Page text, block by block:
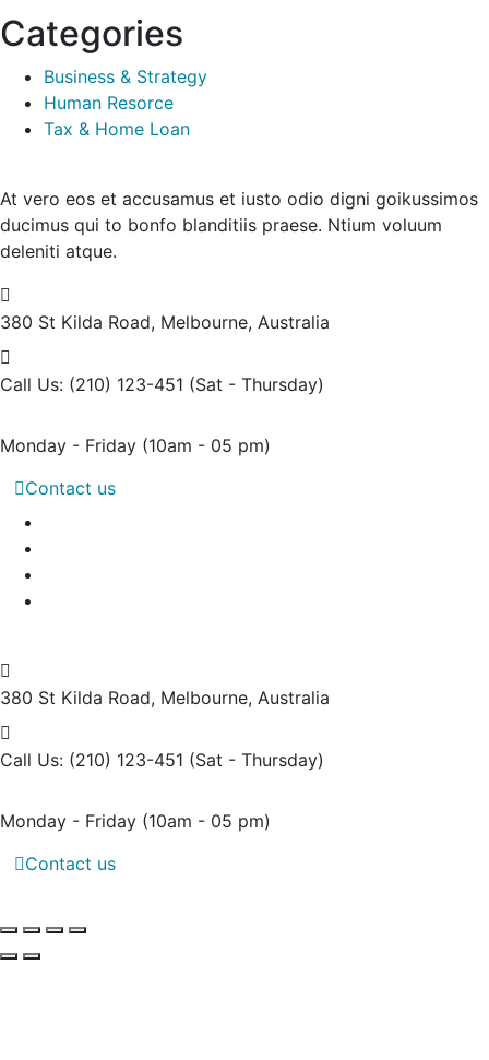
Categories
Business & Strategy
Human Resorce
Tax & Home Loan
At vero eos et accusamus et iusto odio digni goikussimos
ducimus qui to bonfo blanditiis praese. Ntium voluum
deleniti atque.
380 St Kilda Road, Melbourne, Australia
Call Us: (210) 123-451 (Sat - Thursday)
Monday - Friday (10am - 05 pm)
Contact us
380 St Kilda Road, Melbourne, Australia
Call Us: (210) 123-451 (Sat - Thursday)
Monday - Friday (10am - 05 pm)
Contact us